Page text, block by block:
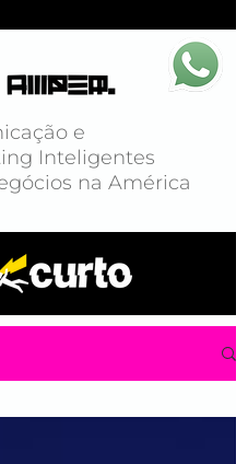
e
Inteligentes
na América